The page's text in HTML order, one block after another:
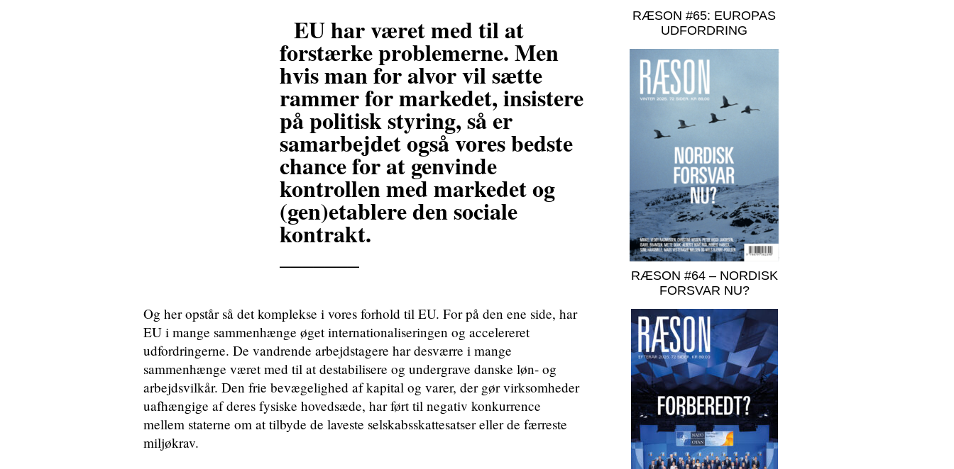
EU har været med til at
forstærke problemerne. Men
hvis man for alvor vil sætte
rammer for markedet, insistere
på politisk styring, så er
samarbejdet også vores bedste
chance for at genvinde
kontrollen med markedet og
(gen)etablere den sociale
kontrakt.
Og her opstår så det komplekse i vores forhold til EU. For på den ene side, har
EU i mange sammenhænge øget internationaliseringen og accelereret
udfordringerne. De vandrende arbejdstagere har desværre i mange
sammenhænge været med til at destabilisere og undergrave danske løn- og
arbejdsvilkår. Den frie bevægelighed af kapital og varer, der gør virksomheder
uafhængige af deres fysiske hovedsæde, har ført til negativ konkurrence
mellem staterne om at tilbyde de laveste selskabsskattesatser eller de færreste
miljøkrav.
RÆSON #65: EUROPAS
UDFORDRING
RÆSON #64 – NORDISK
FORSVAR NU?